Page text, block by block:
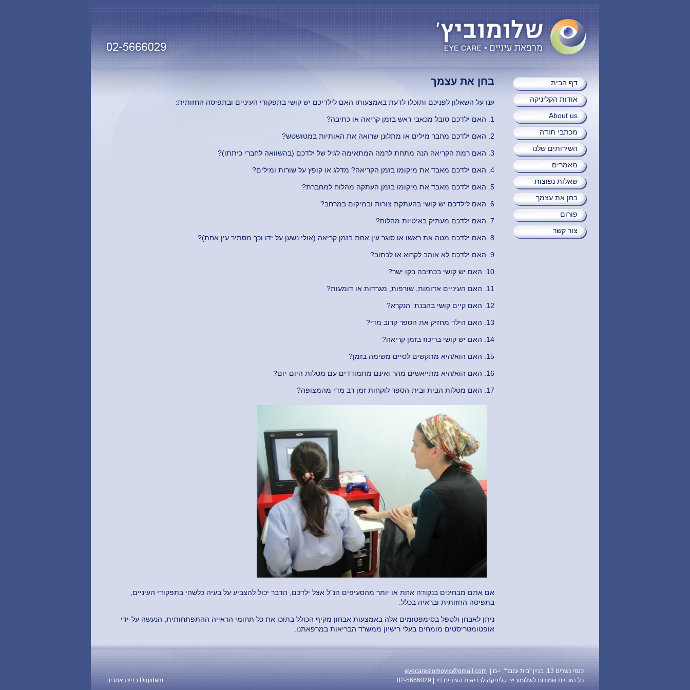
בחן את עצמך
ענו על השאלון לפניכם ותוכלו לדעת באמצעותו האם לילדיכם יש קושי בתפקודי העיניים ובתפיסה החזותית:
1. האם ילדכם סובל מכאבי ראש בזמן קריאה או כתיבה?
2. האם ילדכם מחבר מילים או מתלונן שרואה את האותיות במטושטש?
3. האם רמת הקריאה הנה מתחת לרמה המתאימה לגיל של ילדכם (בהשוואה לחברי כיתתו)?
4. האם ילדכם מאבד את מיקומו בזמן הקריאה? מדלג או קופץ על שורות ומילים?
5. האם ילדכם מאבד את מיקומו בזמן העתקה מהלוח למחברת?
6. האם לילדכם יש קושי בהעתקת צורות ובמיקום במרחב?
7. האם ילדכם מעתיק באיטיות מהלוח?
8. האם ילדכם מטה את ראשו או סוגר עין אחת בזמן קריאה (אולי נשען על ידו וכך מסתיר עין אחת)?
9. האם ילדכם לא אוהב לקרוא או לכתוב?
10. האם יש קושי בכתיבה בקו ישר?
11. האם העיניים אדומות, שורפות, מגרדות או דומעות?
12. האם קיים קושי בהבנת הנקרא?
13. האם הילד מחזיק את הספר קרוב מדי?
14. האם יש קושי בריכוז בזמן קריאה?
15. האם הוא/היא מתקשים לסיים משימה בזמן?
16. האם הוא/היא מתייאשים מהר ואינם מתמודדים עם מטלות היום-יום?
17. האם מטלות הבית ובית-הספר לוקחות זמן רב מדי מהמצופה?
אם אתם מבחינים בנקודה אחת או יותר מהסעיפים הנ"ל אצל ילדכם, הדבר יכול להצביע על בעיה כלשהי בתפקודי העיניים,
בתפיסה החזותית ובראיה בכלל.
ניתן לאבחן ולטפל בסימפטומים אלה באמצעות אבחון מקיף הכולל בתוכו את כל תחומי הראייה ההתפתחותית, הנעשה על-ידי
אופטומטריסטים מומחים בעלי רישיון ממשרד הבריאות במרפאתנו.
דף הבית
אודות הקליניקה
About us
מכתבי תודה
השירותים שלנו
מאמרים
שאלות נפוצות
בחן את עצמך
פורום
צור קשר
eyecareslomovic@gmail.com
| כנפי נשרים 13, בניין "בית ענבר", י-ם
כל הזכויות שמורות לשלומוביץ’ קליניקה לבריאות העיניים © | 02-5666029
Digidam בניית אתרים